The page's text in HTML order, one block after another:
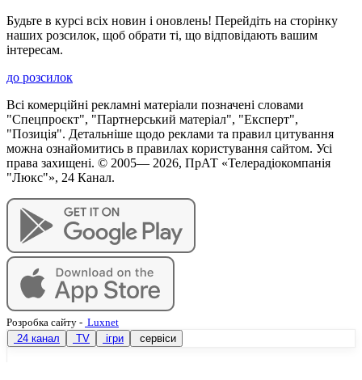
Будьте в курсі всіх новин і оновлень! Перейдіть на сторінку
наших розсилок, щоб обрати ті, що відповідають вашим
інтересам.
до розсилок
Всі комерційні рекламні матеріали позначені словами
"Спецпроєкт", "Партнерський матеріал", "Експерт",
"Позиція". Детальніше щодо реклами та правил цитування
можна ознайомитись в правилах користування сайтом. Усі
права захищені. © 2005— 2026, ПрАТ «Телерадіокомпанія
"Люкс"», 24 Канал.
Розробка сайту - Luxnet
24 канал
TV ігри сервіси